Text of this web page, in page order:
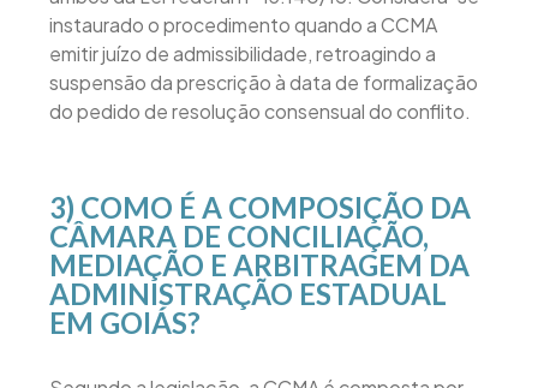
instaurado o procedimento quando a CCMA
emitir juízo de admissibilidade, retroagindo a
suspensão da prescrição à data de formalização
do pedido de resolução consensual do conflito.
3) COMO É A COMPOSIÇÃO DA
CÂMARA DE CONCILIAÇÃO,
MEDIAÇÃO E ARBITRAGEM DA
ADMINISTRAÇÃO ESTADUAL
EM GOIÁS?